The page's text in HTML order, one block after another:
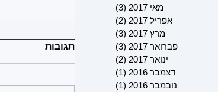
תגובות
מאי 2017
(3)
אפריל 2017
(2)
מרץ 2017
(3)
פברואר 2017
(3)
ינואר 2017
(2)
דצמבר 2016
(1)
נובמבר 2016
(1)